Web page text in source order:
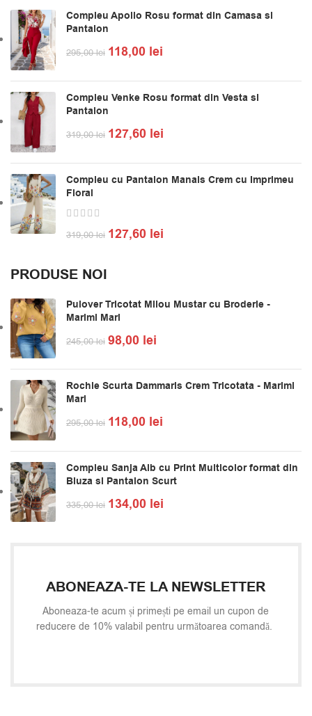
Compleu Apollo Rosu format din Camasa si
Pantalon
295,00lei 118,00 lei
Compleu Venke Rosu format din Vesta si
Pantalon
319,00lei 127,60 lei
Compleu cu Pantalon Manais Crem cu Imprimeu
Floral
319,00lei 127,60 lei
PRODUSE NOI
Pulover Tricotat Milou Mustar cu Broderie -
Marimi Mari
245,00lei 98,00 lei
Rochie Scurta Dammaris Crem Tricotata - Marimi
Mari
295,00lei 118,00 lei
Compleu Sanja Alb cu Print Multicolor format din
Bluza si Pantalon Scurt
335,00lei 134,00 lei
ABONEAZA-TE LA NEWSLETTER
Aboneaza-te acum și primești pe email un cupon de
reducere de 10% valabil pentru următoarea comandă.